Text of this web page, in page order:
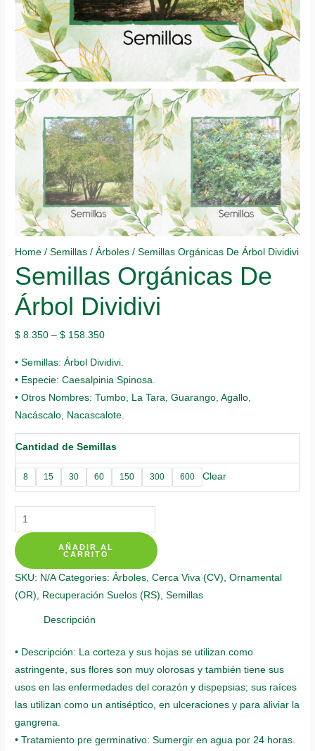
Home /Semillas /Árboles / Semillas Orgánicas De Árbol Dividivi
Semillas Orgánicas De
Árbol Dividivi
$ 8.350 –$ 158.350
• Semillas: Árbol Dividivi.
• Especie: Caesalpinia Spinosa.
• Otros Nombres: Tumbo, La Tara, Guarango, Agallo,
Nacáscalo, Nacascalote.
Cantidad de Semillas
8 15 30 60 150 300 600 Clear
Semillas
Orgánicas
De
Árbol
quantity
AÑADIR AL
CARRITO
SKU: N/A Categories:Árboles,Cerca Viva (CV),Ornamental
(OR), Recuperación Suelos (RS),Semillas
Descripción
• Descripción: La corteza y sus hojas se utilizan como
astringente, sus flores son muy olorosas y también tiene sus
usos en las enfermedades del corazón y dispepsias; sus raíces
las utilizan como un antiséptico, en ulceraciones y para aliviar la
gangrena.
• Tratamiento pre germinativo: Sumergir en agua por 24 horas.